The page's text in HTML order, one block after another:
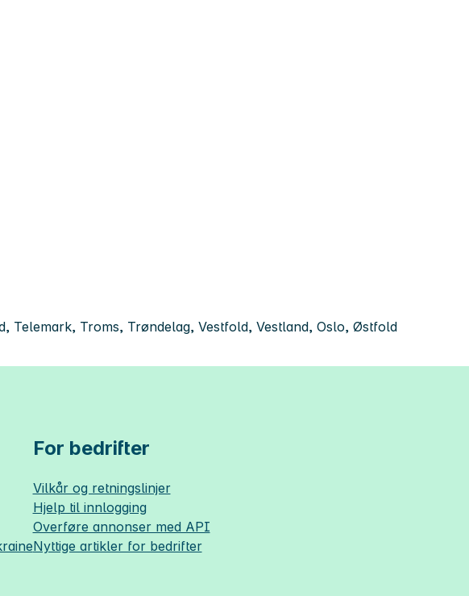
Telemark, Troms, Trøndelag, Vestfold, Vestland, Oslo, Østfold
For bedrifter
Vilkår og retningslinjer
Hjelp til innlogging
Overføre annonser med API
Nyttige artikler for bedrifter